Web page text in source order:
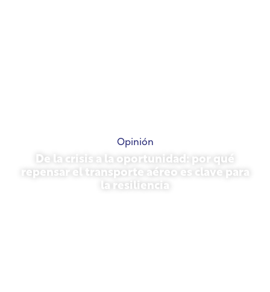
Opinión
De la crisis a la oportunidad: por qué
repensar el transporte aéreo es clave para
la resiliencia